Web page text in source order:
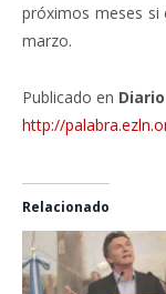
próximos meses si
marzo.
Publicado en
http://
Relacionado